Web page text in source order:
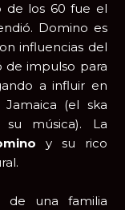
de los 60 fue el
Domino es
influencias del
de impulso para
a influir en
(el ska
su música). La
y su rico
una familia